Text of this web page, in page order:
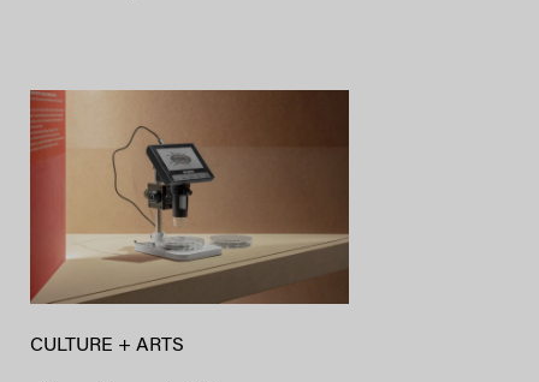
CULTURE + ARTS